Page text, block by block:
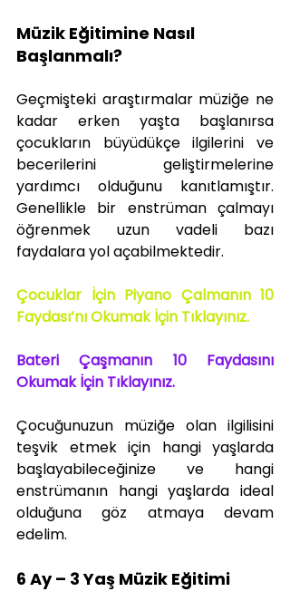
Müzik Eğitimine Nasıl
Başlanmalı?
Geçmişteki araştırmalar müziğe ne
kadar erken yaşta başlanırsa
çocukların büyüdükçe ilgilerini ve
becerilerini geliştirmelerine
yardımcı olduğunu kanıtlamıştır.
Genellikle bir enstrüman çalmayı
öğrenmek uzun vadeli bazı
faydalara yol açabilmektedir.
Çocuklar İçin Piyano Çalmanın 10
Faydası’nı Okumak İçin Tıklayınız.
Bateri Çaşmanın 10 Faydasını
Okumak İçin Tıklayınız.
Çocuğunuzun müziğe olan ilgilisini
teşvik etmek için hangi yaşlarda
başlayabileceğinize ve hangi
enstrümanın hangi yaşlarda ideal
olduğuna göz atmaya devam
edelim.
6 Ay – 3 Yaş Müzik Eğitimi